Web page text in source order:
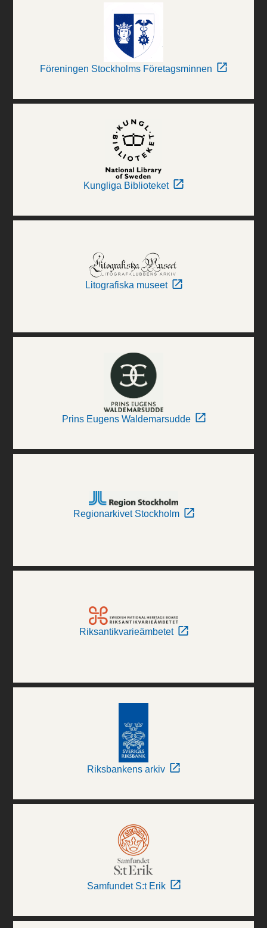
Föreningen Stockholms Företagsminnen
Kungliga Biblioteket
Litografiska museet
Prins Eugens Waldemarsudde
Regionarkivet Stockholm
Riksantikvarieämbetet
Riksbankens arkiv
Samfundet S:t Erik